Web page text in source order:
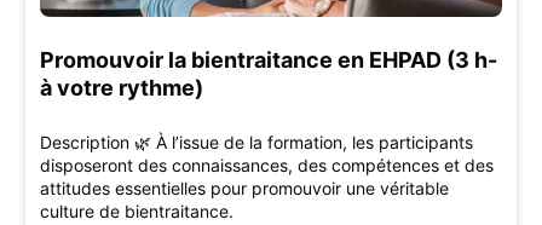
Promouvoir la bientraitance en EHPAD (3 h-
à votre rythme)
Description 🌿 À l’issue de la formation, les participants
disposeront des connaissances, des compétences et des
attitudes essentielles pour promouvoir une véritable
culture de bientraitance.